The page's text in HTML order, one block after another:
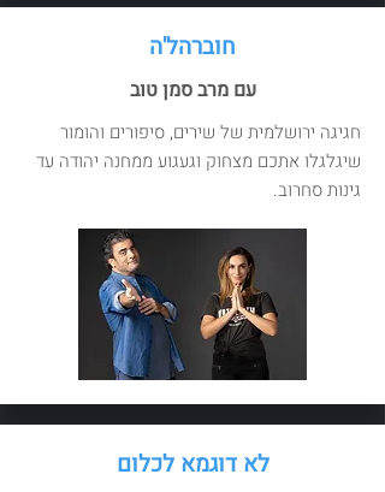
חוברהל'ה
עם מרב סמן טוב
חגיגה ירושלמית של שירים, סיפורים והומור
שיגלגלו אתכם מצחוק וגעגוע ממחנה יהודה עד
גינות סחרוב.
לא דוגמא לכלום